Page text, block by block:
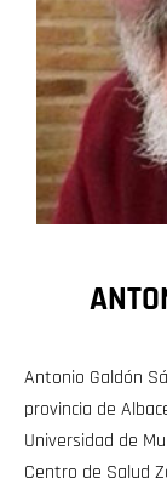
Antonio Galdón
provincia de
Universidad de
Centro de Salud